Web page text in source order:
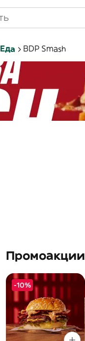
Еда BDP Smash
Промоакции
-10%